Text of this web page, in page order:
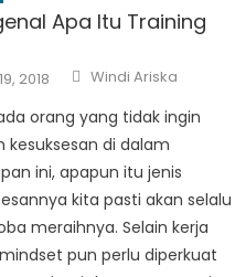
Apa Itu Training
2018 Author
Windi Ariska
orang yang tidak ingin
kesuksesan di dalam
ini, apapun itu jenis
kita pasti akan selalu
meraihnya. Selain kerja
pun perlu diperkuat